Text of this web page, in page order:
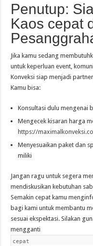
Penutup:
Kaos cepat
Jika kamu sedang
untuk keperluan event,
Konveksi siap menjadi
Kamu bisa:
Konsultasi dulu mengenai
Mengecek kisaran harga
https://
Menyesuaikan paket dan
miliki
Jangan ragu untuk segera
mendiskusikan kebutuhan
Semakin cepat kamu
bagi kami untuk membantu
sesuai ekspektasi. Silakan
mengganti
cepat